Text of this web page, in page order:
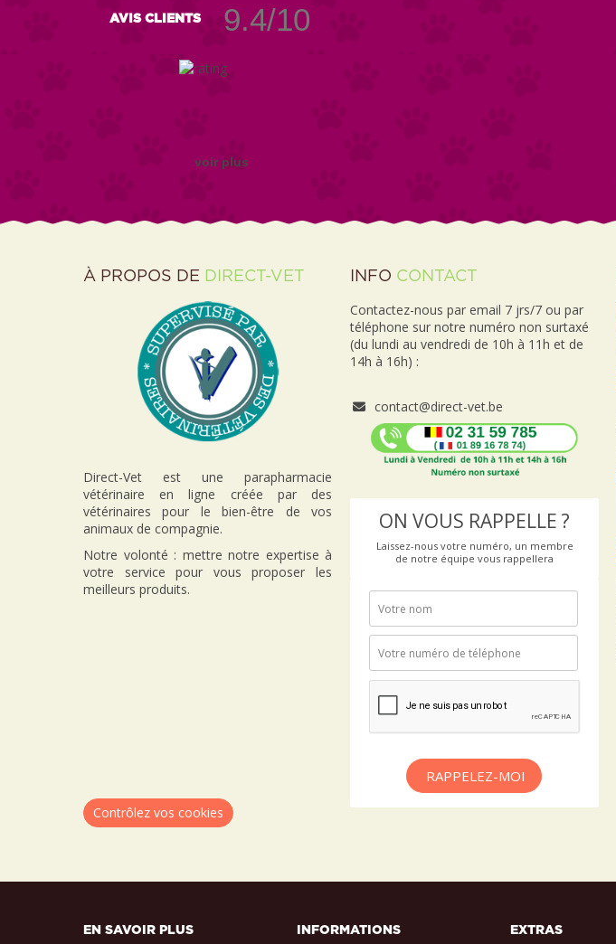
AVIS CLIENTS 9.4/10
voir plus
À PROPOS DE DIRECT-VET
Direct-Vet est une parapharmacie
vétérinaire en ligne créée par des
vétérinaires pour le bien-être de vos
animaux de compagnie.
Notre volonté : mettre notre expertise à
votre service pour vous proposer les
meilleurs produits.
INFO CONTACT
Contactez-nous par email 7 jrs/7 ou par
téléphone sur notre numéro non surtaxé
(du lundi au vendredi de 10h à 11h et de
14h à 16h) :
contact@direct-vet.be
ON VOUS RAPPELLE ?
Laissez-nous votre numéro, un membre
de notre équipe vous rappellera
RAPPELEZ-MOI
Contrôlez vos cookies
EN SAVOIR PLUS INFORMATIONS EXTRAS